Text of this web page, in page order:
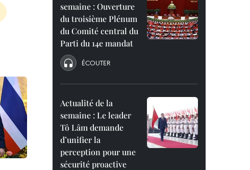
semaine : Ouverture
du troisième Plénum
du Comité central du
Parti du 14e mandat
ÉCOUTER
Actualité de la
semaine : Le leader
Tô Lâm demande
d’unifier la
perception pour une
sécurité proactive